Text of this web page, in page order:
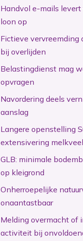
Handvol e-mails
loon op
Fictieve vervreemding
bij overlijden
Belastingdienst mag
opvragen
Navordering deels
aanslag
Langere openstelling
extensivering
GLB: minimale
op kleigrond
Onherroepelijke
onaantastbaar
Melding overmacht of
activiteit bij